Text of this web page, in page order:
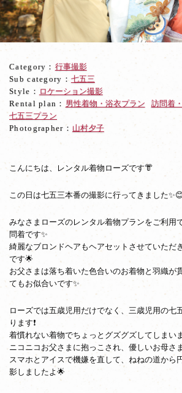
男
児
さ
ま
ケ
Category： 行事撮影
Sub category： 七五三
Style： ロケーション撮影
Rental plan： 男性着物・浴衣プラン
訪問着
七五三プラン
Photographer： 山村夕子
こんにちは、レンタル着物ローズです👘
この日は七五三本番の撮影に行ってきました
みなさまローズのレンタル着物プランをご利用
問着です✨
綺麗なブロンドヘアもヘアセットさせていただ
です🌟
お父さまは落ち着いた色合いのお着物と羽織が
てもお似合いです✨
ローズでは五歳児用だけでなく、三歳児用の七
ります❗
着慣れない着物でちょっとグズグズしてしま
ニコニコお父さまに抱っこされ、優しいお母さ
スマホとアイスで機嫌を直して、ねねの道から
影しましたよ🌟